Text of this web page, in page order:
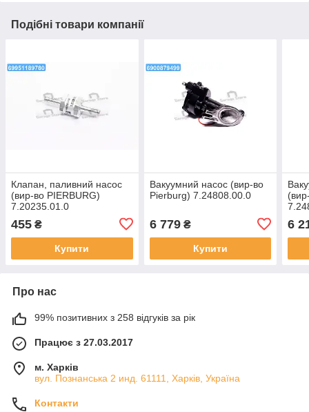
Подібні товари компанії
Клапан, паливний насос
(вир-во PIERBURG)
7.20235.01.0
455 ₴
Купити
Вакуумний насос (вир-во
Pierburg) 7.24808.00.0
6 779₴
Купити
6
Про нас
99% позитивних з 258 відгуків за рік
Працює з 27.03.2017
м. Харків
вул. Познанська 2 инд. 61111, Харків, Україна
Контакти